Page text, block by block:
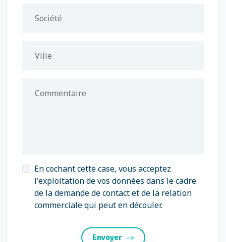
Société
Ville
Commentaire
En cochant cette case, vous acceptez
l'exploitation de vos données dans le cadre
de la demande de contact et de la relation
commerciale qui peut en découler.
Envoyer